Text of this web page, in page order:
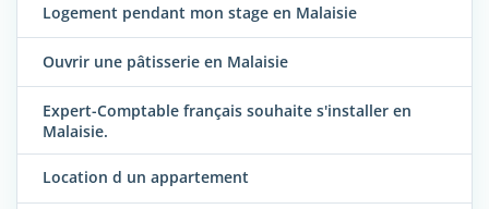
Logement pendant mon stage en Malaisie
Ouvrir une pâtisserie en Malaisie
Expert-Comptable français souhaite s'installer en
Malaisie.
Location d un appartement